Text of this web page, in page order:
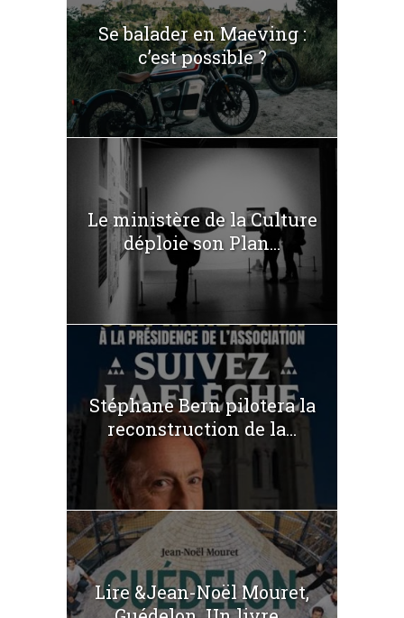
Se balader en Maeving :
c’est possible ?
Le ministère de la Culture
déploie son Plan...
Stéphane Bern pilotera la
reconstruction de la...
Lire &Jean-Noël Mouret,